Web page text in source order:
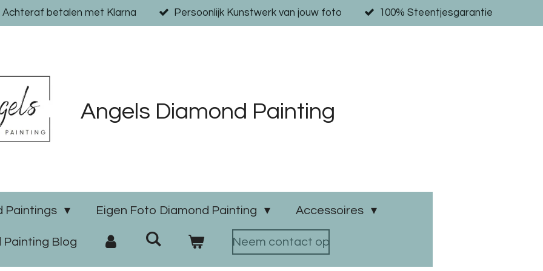
Achteraf betalen met Klarna Persoonlijk Kunstwerk van jouw foto 100% Steentjesgarantie
Angels Diamond Painting
Paintings Eigen Foto Diamond Painting Accessoires
Painting Blog Neem contact op